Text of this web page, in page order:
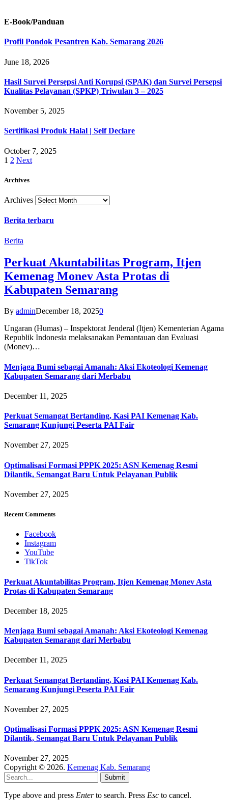
E-Book/Panduan
Profil Pondok Pesantren Kab. Semarang 2026
June 18, 2026
Hasil Survei Persepsi Anti Korupsi (SPAK) dan Survei Persepsi
Kualitas Pelayanan (SPKP) Triwulan 3 – 2025
November 5, 2025
Sertifikasi Produk Halal | Self Declare
October 7, 2025
1 2 Next
Archives
Archives
Berita terbaru
Berita
Perkuat Akuntabilitas Program, Itjen
Kemenag Monev Asta Protas di
Kabupaten Semarang
By adminDecember 18, 20250
Ungaran (Humas) – Inspektorat Jenderal (Itjen) Kementerian Agama
Republik Indonesia melaksanakan Pemantauan dan Evaluasi
(Monev)…
Menjaga Bumi sebagai Amanah: Aksi Ekoteologi Kemenag
Kabupaten Semarang dari Merbabu
December 11, 2025
Perkuat Semangat Bertanding, Kasi PAI Kemenag Kab.
Semarang Kunjungi Peserta PAI Fair
November 27, 2025
Optimalisasi Formasi PPPK 2025: ASN Kemenag Resmi
Dilantik, Semangat Baru Untuk Pelayanan Publik
November 27, 2025
Recent Comments
Facebook
Instagram
YouTube
TikTok
Perkuat Akuntabilitas Program, Itjen Kemenag Monev Asta
Protas di Kabupaten Semarang
December 18, 2025
Menjaga Bumi sebagai Amanah: Aksi Ekoteologi Kemenag
Kabupaten Semarang dari Merbabu
December 11, 2025
Perkuat Semangat Bertanding, Kasi PAI Kemenag Kab.
Semarang Kunjungi Peserta PAI Fair
November 27, 2025
Optimalisasi Formasi PPPK 2025: ASN Kemenag Resmi
Dilantik, Semangat Baru Untuk Pelayanan Publik
November 27, 2025
Copyright © 2026. Kemenag Kab. Semarang
Submit
Type above and press Enterto search. Press Esc to cancel.